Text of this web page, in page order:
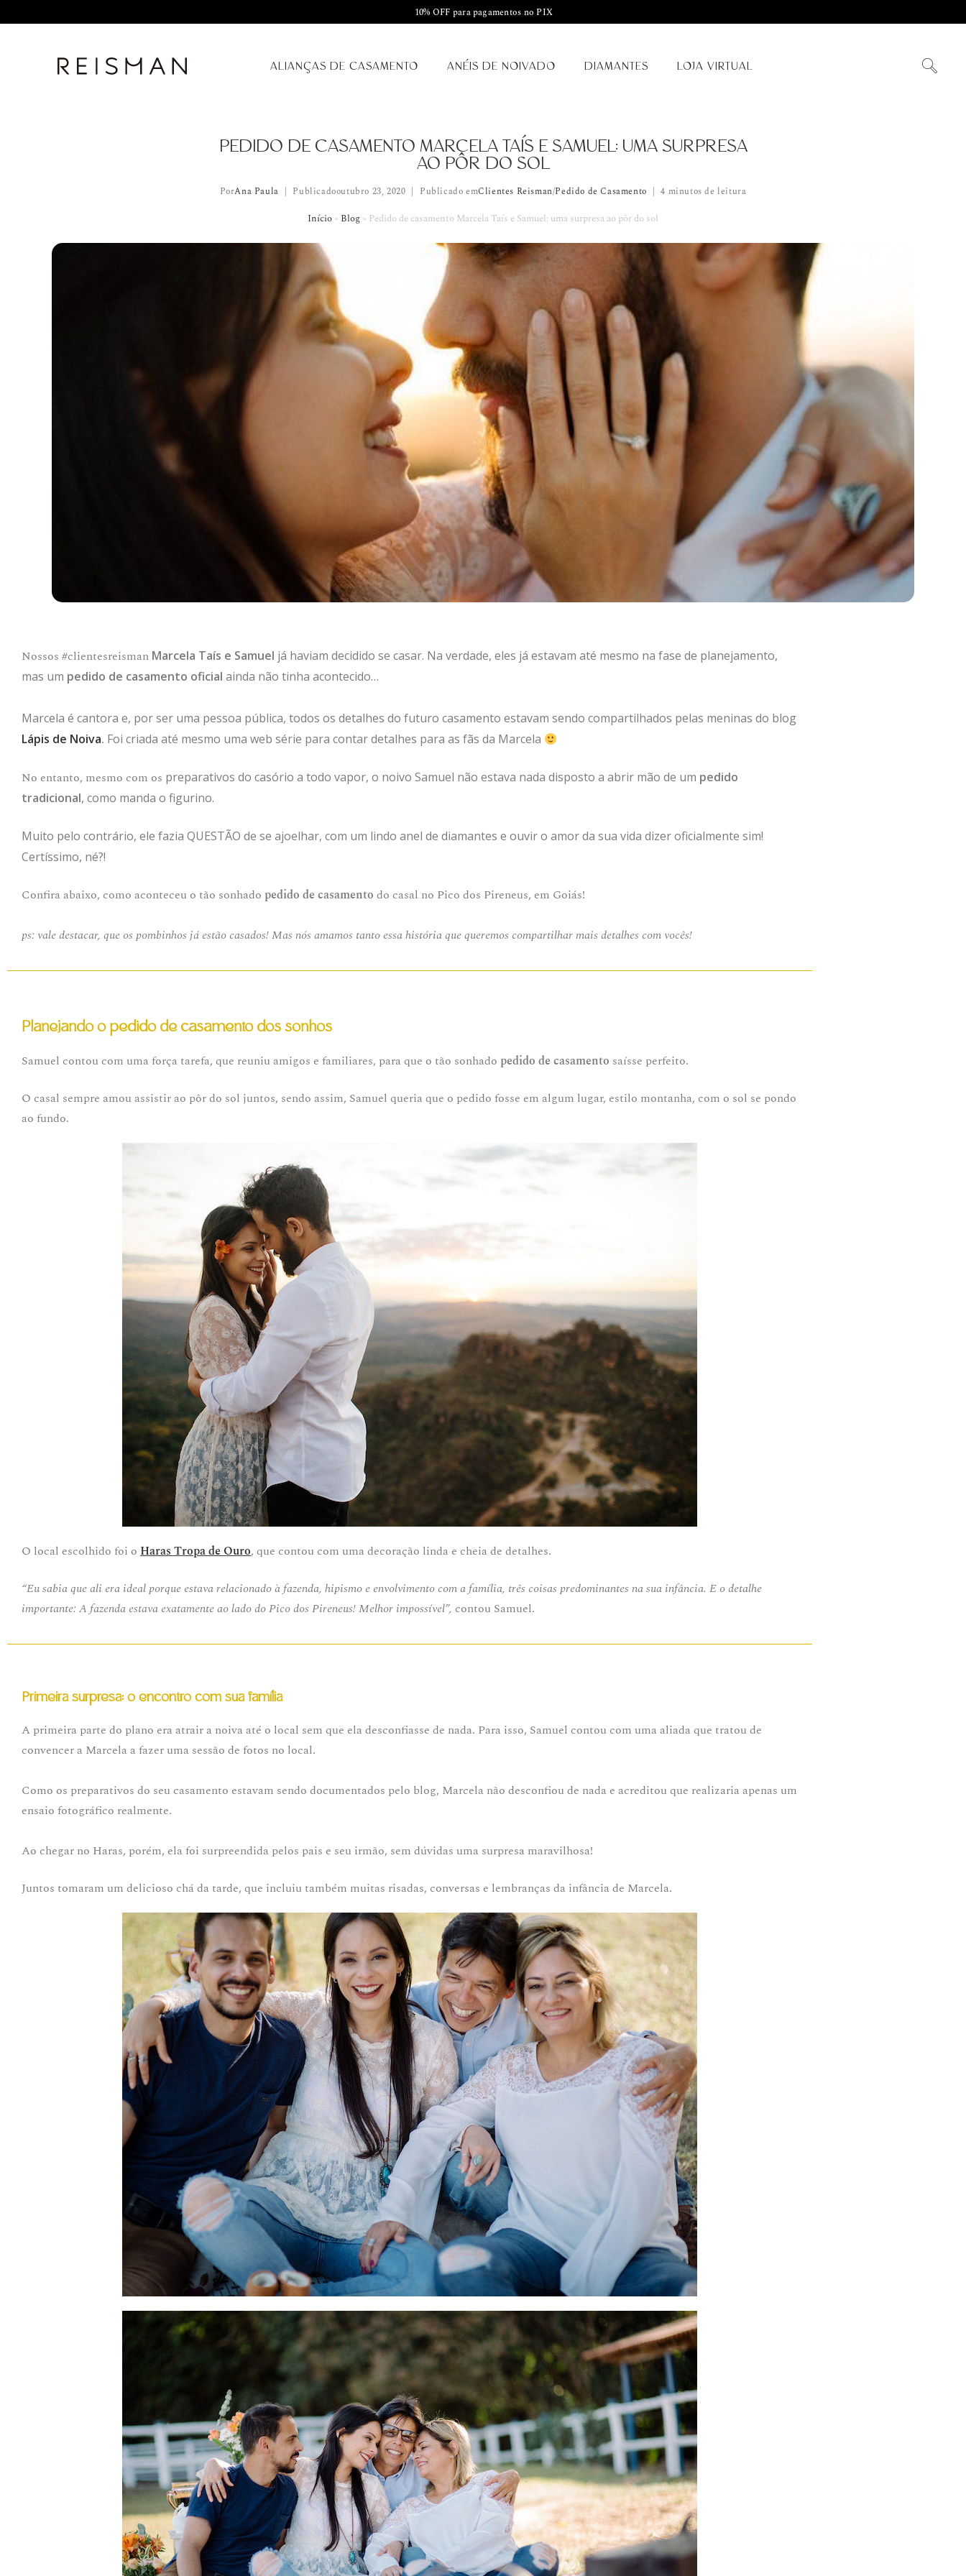
10% OFF para pagamentos no PIX
ALIANÇAS DE CASAMENTO ANÉIS DE NOIVADO DIAMANTES LOJA VIRTUAL
PEDIDO DE CASAMENTO MARCELA TAÍS E SAMUEL: UMA SURPRESA
AO PÔR DO SOL
PorAna Paula Publicadooutubro 23, 2020 Publicado emClientes Reisman/Pedido de Casamento 4 minutos de leitura
Início » Blog » Pedido de casamento Marcela Taís e Samuel: uma surpresa ao pôr do sol
Nossos #clientesreisman Marcela Taís e Samuel já haviam decidido se casar. Na verdade, eles já estavam até mesmo na fase de planejamento,
mas um pedido de casamento oficial ainda não tinha acontecido…
Marcela é cantora e, por ser uma pessoa pública, todos os detalhes do futuro casamento estavam sendo compartilhados pelas meninas do blog
Lápis de Noiva. Foi criada até mesmo uma web série para contar detalhes para as fãs da Marcela
No entanto, mesmo com os preparativos do casório a todo vapor, o noivo Samuel não estava nada disposto a abrir mão de um pedido
tradicional, como manda o figurino.
Muito pelo contrário, ele fazia QUESTÃO de se ajoelhar, com um lindo anel de diamantes e ouvir o amor da sua vida dizer oficialmente sim!
Certíssimo, né?!
Confira abaixo, como aconteceu o tão sonhado pedido de casamento do casal no Pico dos Pireneus, em Goiás!
ps: vale destacar, que os pombinhos já estão casados! Mas nós amamos tanto essa história que queremos compartilhar mais detalhes com vocês!
Planejando o pedido de casamento dos sonhos
Samuel contou com uma força tarefa, que reuniu amigos e familiares, para que o tão sonhado pedido de casamento saísse perfeito.
O casal sempre amou assistir ao pôr do sol juntos, sendo assim, Samuel queria que o pedido fosse em algum lugar, estilo montanha, com o sol se pondo
ao fundo.
O local escolhido foi o Haras Tropa de Ouro, que contou com uma decoração linda e cheia de detalhes.
“Eu sabia que ali era ideal porque estava relacionado à fazenda, hipismo e envolvimento com a família, três coisas predominantes na sua infância. E o detalhe
importante: A fazenda estava exatamente ao lado do Pico dos Pireneus! Melhor impossível”, contou Samuel.
Primeira surpresa: o encontro com sua família
A primeira parte do plano era atrair a noiva até o local sem que ela desconfiasse de nada. Para isso, Samuel contou com uma aliada que tratou de
convencer a Marcela a fazer uma sessão de fotos no local.
Como os preparativos do seu casamento estavam sendo documentados pelo blog, Marcela não desconfiou de nada e acreditou que realizaria apenas um
ensaio fotográfico realmente.
Ao chegar no Haras, porém, ela foi surpreendida pelos pais e seu irmão, sem dúvidas uma surpresa maravilhosa!
Juntos tomaram um delicioso chá da tarde, que incluiu também muitas risadas, conversas e lembranças da infância de Marcela.